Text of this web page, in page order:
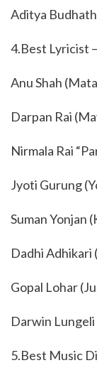
Aditya
4.Best Lyricist
Anu Shah
Darpan Rai
Nirmala Rai
Jyoti Gurung
Suman Yonjan
Dadhi Adhikari
Gopal Lohar
Darwin Lungeli
5.Best Music